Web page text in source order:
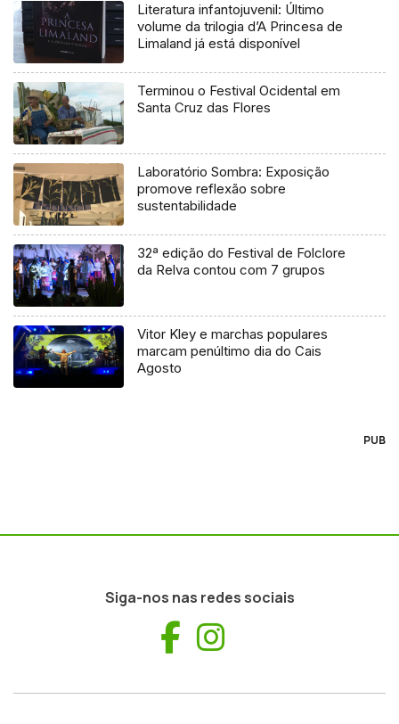
Literatura infantojuvenil: Último
volume da trilogia d’A Princesa de
Limaland já está disponível
Terminou o Festival Ocidental em
Santa Cruz das Flores
Laboratório Sombra: Exposição
promove reflexão sobre
sustentabilidade
32ª edição do Festival de Folclore
da Relva contou com 7 grupos
Vitor Kley e marchas populares
marcam penúltimo dia do Cais
Agosto
PUB
Siga-nos nas redes sociais
Facebook